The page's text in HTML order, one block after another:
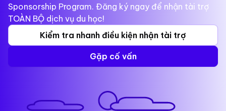
Sponsorship Program. Đăng ký ngay để nhận tài trợ
TOÀN BỘ dịch vụ du học!
Kiểm tra nhanh điều kiện nhận tài trợ
Gặp cố vấn